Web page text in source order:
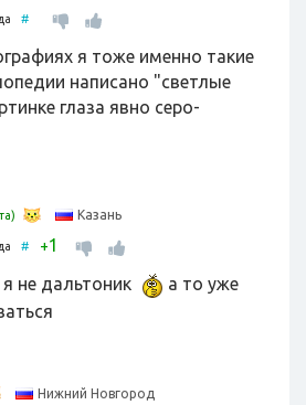
#
я тоже именно такие
написано "светлые
глаза явно серо-
Казань
# +1
я не дальтоник
а то уже
Нижний Новгород